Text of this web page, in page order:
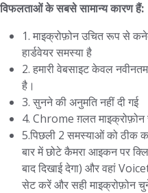
विफलताओं के सबसे सामान्य कारण हैं:
1. माइक्रोफ़ोन उचित रूप से
हार्डवेयर समस्या है
2. हमारी वेबसाइट केवल
है।
3. सुनने की अनुमति नहीं दी गई
4. Chrome ग़लत माइक्रोफ़ोन
5.पिछली 2 समस्याओं को ठीक
बार में छोटे कैमरा आइकन पर
बाद दिखाई देगा) और वहां
सेट करें और सही माइक्रोफ़ोन